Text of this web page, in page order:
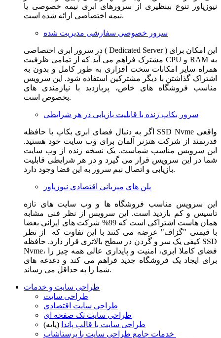
نیوزپاور تنوع بینظیری از سرورهای ابری نیمه خصوصی یا
نیمه اختصاصی ارائه شده است.
سرور خصوصی سفارشی مدیریت شده
در سرور ابری اختصاصی ( Dedicated Server ) این امکان برای
مشترک فراهم می آید که از تمامی ظرفیت CPU و RAM به
همراه سایر امکانات سخت افزاری به طور کامل و بدون به
اشتراک گذاشتن با دیگر مشترکین استفاده شود. این سرویس
مناسب فروشگاه های خاص، پربازدید با نیازمندی های
بخصوص است.
سرور بکاپ زنده با قابلیت بازیابی در هر شرایطی
اگر به دنبال فضای ابری بکاپ با حافظه SSD Nvme واقعی
قدرتمند از شرکت هتزنر آلمان برای وب سایت خود هستید.
این سرویس مناسب شماست. یک نسخه زنده از وب سایت
شما در این سرویس قرار می گیرد و در هر شرایطی قابلیت
بازیابی و اتصال نیم سرور به این فضا وجود دارد.
پلن های میزبانی اقتصادی نیوزپاور
این سرویس مناسب فروشگاه ها و وب سایت های تازه
تاسیس و کم بازدید است. این سرویس از نظر فنی مشابه
همان هاست اشتراکی است که 99% شرکت های ایرانی بعضا
با قیمتی "گزاف" عرضه می کنند با این تفاوت که از نظر
کیفی یک سر و گردن در سطح بالاتری قرار دارد. حافظه SSD
Nvme، فضای کاملا ابری، امنیت و پایداری عالی همه چیز را
برای ایجاد یک فروشگاه جدید فراهم می کند و دغدغه های
شما را به حداقل می رساند.
طراحی سایت و خدمات
طراحی سایت
طراحی سایت اقتصادی
طراحی سایت تک صفحه ای
طراحی سایت با قالب پاندا (پایه)